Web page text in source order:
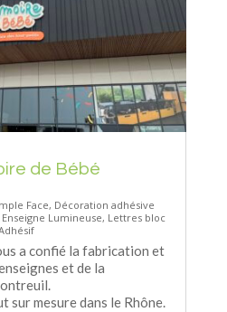
de Bébé
Face, Décoration adhésive
Enseigne Lumineuse, Lettres bloc
a confié la fabrication et
et de la
sur mesure dans le Rhône.